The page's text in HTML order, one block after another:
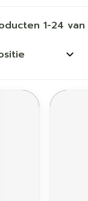
1-24 van
op: